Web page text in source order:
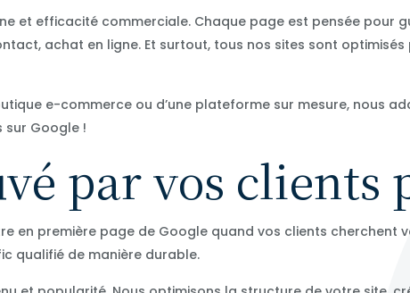
et efficacité commerciale. Chaque page est pensée pour
achat en ligne. Et surtout, tous nos sites sont
e-commerce ou d’une plateforme sur mesure, nous
sur Google !
par vos clients
en première page de Google quand vos clients cherchent
qualifié de manière durable.